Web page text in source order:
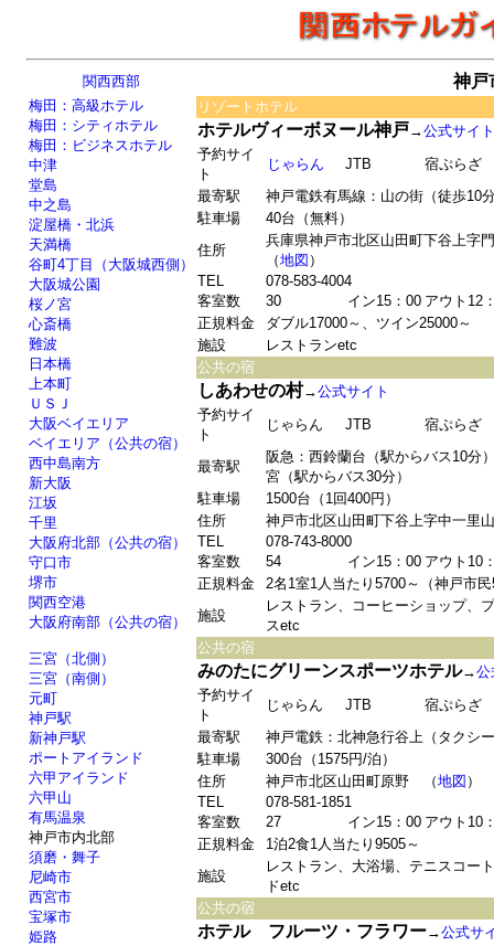
関西西部 神戸
梅田：高級ホテル
梅田：シティホテル
梅田：ビジネスホテル
中津
堂島
中之島
淀屋橋・北浜
天満橋
谷町4丁目（大阪城西側）
大阪城公園
桜ノ宮
心斎橋
難波
日本橋
上本町
ＵＳＪ
大阪ベイエリア
ベイエリア（公共の宿）
西中島南方
新大阪
江坂
千里
大阪府北部（公共の宿）
守口市
堺市
関西空港
大阪府南部（公共の宿）
三宮（北側）
三宮（南側）
元町
神戸駅
新神戸駅
ポートアイランド
六甲アイランド
六甲山
有馬温泉
神戸市内北部
須磨・舞子
尼崎市
西宮市
宝塚市
姫路
リゾートホテル
ホテルヴィーボヌール神戸→公式サイト
予約サイ
ト
じゃらん JTB
宿ぷらざ
最寄駅
神戸電鉄有馬線：山の街（徒歩10
駐車場
40台（無料）
住所
兵庫県神戸市北区山田町下谷上
（地図 ）
TEL
078-583-4004
客室数
30 イン15：00 アウト12
正規料金
ダブル17000～、ツイン25000～
施設
レストランetc
公共の宿
しあわせの村→公式サイト
予約サイ
ト
じゃらん JTB 宿ぷらざ
最寄駅
阪急：西鈴蘭台（駅からバス10分
宮（駅からバス30分）
駐車場
1500台（1回400円）
住所
神戸市北区山田町下谷上字中一里
TEL
078-743-8000
客室数
54 イン15：00 アウト10
正規料金
2名1室1人当たり5700～（神戸市
施設
レストラン、コーヒーショップ、
スetc
公共の宿
みのたにグリーンスポーツホテル→公
予約サイ
ト
じゃらん JTB
宿ぷらざ
最寄駅
神戸電鉄：北神急行谷上（タクシ
駐車場
300台（1575円/泊）
住所
神戸市北区山田町原野 （地図 ）
TEL
078-581-1851
客室数
27 イン15：00 アウト10
正規料金
1泊2食1人当たり9505～
施設
レストラン、大浴場、テニスコー
ドetc
公共の宿
ホテル フルーツ・フラワー→公式サ